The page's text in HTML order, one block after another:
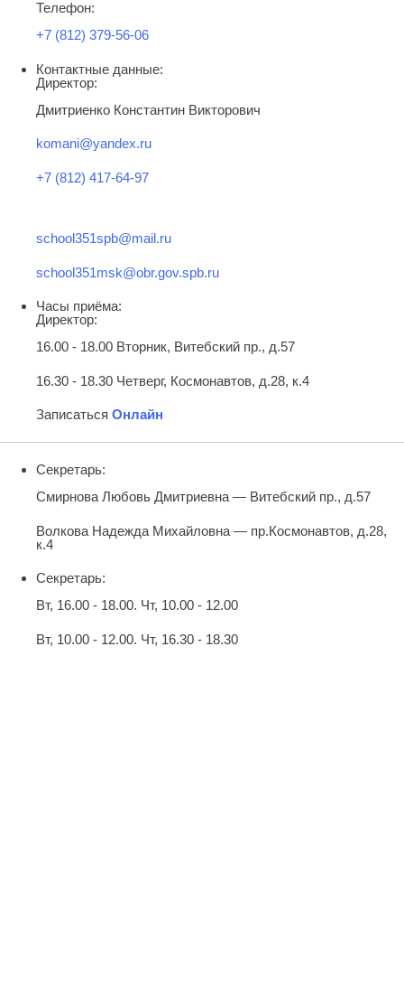
Телефон:
+7 (812) 379-56-06
Контактные данные:
Директор:
Дмитриенко Константин Викторович
komani@yandex.ru
+7 (812) 417-64-97
school351spb@mail.ru
school351msk@obr.gov.spb.ru
Часы приёма:
Директор:
16.00 - 18.00 Вторник, Витебский пр., д.57
16.30 - 18.30 Четверг, Космонавтов, д.28, к.4
Записаться Онлайн
Секретарь:
Смирнова Любовь Дмитриевна — Витебский пр., д.57
Волкова Надежда Михайловна — пр.Космонавтов, д.28,
к.4
Секретарь:
Вт, 16.00 - 18.00. Чт, 10.00 - 12.00
Вт, 10.00 - 12.00. Чт, 16.30 - 18.30